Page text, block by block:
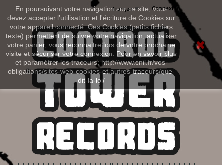
En poursuivant votre navigation sur ce site, vous
devez accepter l’utilisation et l'écriture de Cookies sur
votre appareil connecté. Ces Cookies (petits fichiers
texte) permettent de suivre votre navigation, actualiser
votre panier, vous reconnaitre lors de votre prochaine
visite et sécuriser votre connexion. Pour en savoir plus
et paramétrer les traceurs: http://www.cnil.fr/vos-
obligations/sites-web-cookies-et-autres-traceurs/que-
dit-la-loi/
Connexion
Français